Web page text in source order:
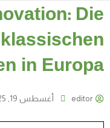
Die
in Europa
editor أغسطس 19, 2025